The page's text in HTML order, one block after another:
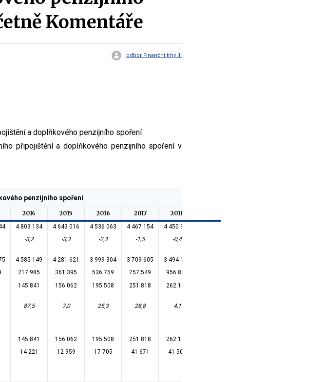
Komentáře
odbor Finanční trhy III
a doplňkového penzijního spoření
připojištění a doplňkového penzijního spoření v
2014 2015 2016 2017 2018
penzijního spoření
4 803 134 4 643 016 4 536 063 4 467 154 4 450 960
-3,2 -3,3 -2,3 -1,5 -0,4
4 585 149 4 281 621 3 999 304 3 709 605 3 494 140
217 985 361 395 536 759 757 549 956 820
145 841 156 062 195 508 251 818 262 167
87,5 7,0 25,3 28,8 4,1
145 841 156 062 195 508 251 818 262 167
14 221 12 959 17 705 41 671 41 506